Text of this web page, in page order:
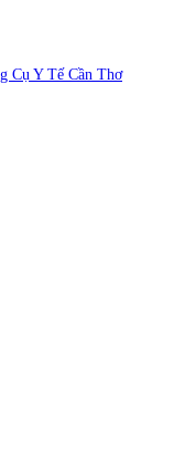
Cụ Y Tế Cần Thơ